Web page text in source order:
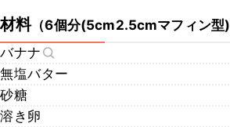
材料（6個分(5cm2.5cmマフィン型)
バナナ
無塩バター
砂糖
溶き卵